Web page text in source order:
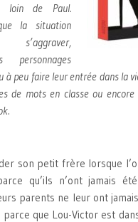
loin de Paul.
la situation
s’aggraver,
personnages
à peu faire leur entrée dans la
de mots en classe ou encore
son petit frère lorsque
qu’ils n’ont jamais
parents ne leur ont
que Lou-Victor est